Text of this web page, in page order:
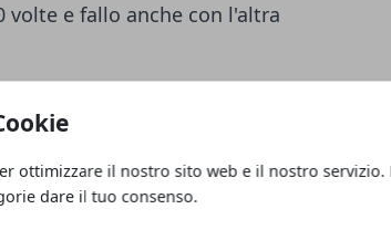
ottimizzare il nostro sito web e il nostro servizio.
dare il tuo consenso.
e fallo anche con l'altra
da svolgere in quanto basta
un pò più ampia di quella